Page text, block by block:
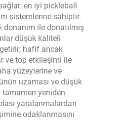
en iyi pickleball
sistemlerine sahiptir.
ile donatılmış
düşük kaliteli
hafif ancak
ve top etkileşimi ile
yüzeylerine ve
uzaması ve düşük
tamamen yeniden
yaralanmalardan
odaklanmasını